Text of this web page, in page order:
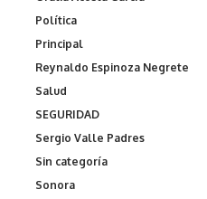
Política
Principal
Reynaldo Espinoza Negrete
Salud
SEGURIDAD
Sergio Valle Padres
Sin categoría
Sonora